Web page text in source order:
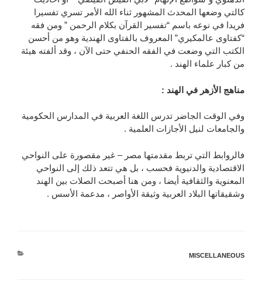
كالتي وضعها المحدث المشهور ثناء الله الأمر تسري تفسيرا
فريدا في نوعه باسم “تفسير القرآن بكلام الرحمن ” ومن فقه
“كفتاوى عالمكيري” المعروف بالفتاوى الهندية وهو من أحسن
الكتب التي وضعت في الفقه الحنفي حتى الآن ، وقد ألفته هيئة
من كبار علماء الهند .
مناهج الأزهر في الهند :
وفي الوقت الجاضر تدرس اللغة العربية في المدارس الحكومية
والجامعات لنيل الأجازات العلمية .
فالروابط التي تربط مقدمتها مصر – غير مقصورة على النواحي
الاقتصادية والدنيوية فحسب ، بل هي تتعد ذلك إلى النواحي
المعنوية والثقافية أيضا ، ومن هنا أصبحت الصلات بين الهند
وشقيقاتها البلاد العربية وثيقة الأواصر ، مدعمة الأسس .
التصنيفات
MISCELLANEOUS